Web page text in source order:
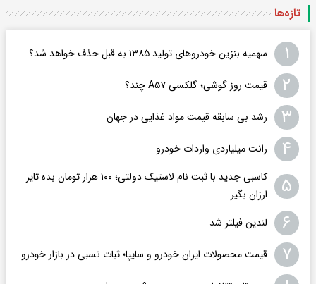
تازه‌ها
۱ سهمیه بنزین خودروهای تولید ۱۳۸۵ به قبل حذف خواهد شد؟
۲ قیمت روز گوشی؛ گلکسی A۵۷ چند؟
۳ رشد بی سابقه قیمت مواد غذایی در جهان
۴ رانت میلیاردی واردات خودرو
۵
کاسبی جدید با ثبت نام لاستیک دولتی؛ ۱۰۰ هزار تومان بده تایر
ارزان بگیر
۶ لندین فیلتر شد
۷ قیمت محصولات ایران خودرو و سایپا؛ ثبات نسبی در بازار خودرو